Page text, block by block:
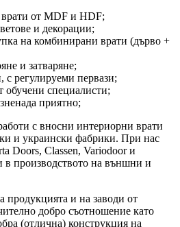
от MDF и HDF;
и декорации;
на комбинирани врати (дърво +
и затваряне;
регулируеми первази;
специалисти;
приятно;
с вносни интериорни врати
и украински фабрики. При нас
Doors, Classen, Variodoor и
в производството на външни и
продукцията и на заводи от
добро съотношение като
(отлична) конструкция на